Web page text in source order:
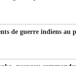
de guerre indiens au